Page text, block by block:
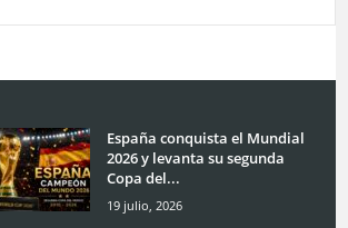
España conquista el Mundial
2026 y levanta su segunda
Copa del...
19 julio, 2026